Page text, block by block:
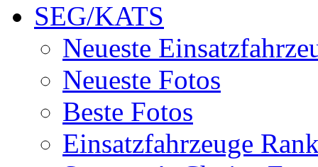
SEG/KATS
Neueste
Neueste Fotos
Beste Fotos
Einsatzfahrzeuge